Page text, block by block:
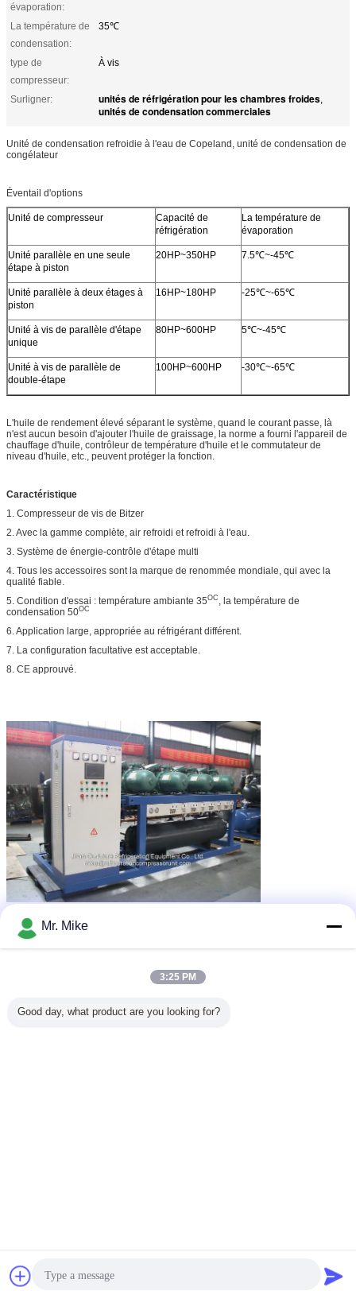
évaporation:
La température de
condensation:
35℃
type de
compresseur:
À vis
Surligner: unités de réfrigération pour les chambres froides,
unités de condensation commerciales
Unité de condensation refroidie à l'eau de Copeland, unité de condensation de
congélateur
Éventail d'options
Unité de compresseur
Capacité de
réfrigération
La température de
évaporation
Unité parallèle en une seule
étape à piston
20HP~350HP 7.5℃~-45℃
Unité parallèle à deux étages à
piston
16HP~180HP -25℃~-65℃
Unité à vis de parallèle d'étape
unique
80HP~600HP 5℃~-45℃
Unité à vis de parallèle de
double-étape
100HP~600HP -30℃~-65℃
L'huile de rendement élevé séparant le système, quand le courant passe, là
n'est aucun besoin d'ajouter l'huile de graissage, la norme a fourni l'appareil de
chauffage d'huile, contrôleur de température d'huile et le commutateur de
niveau d'huile, etc., peuvent protéger la fonction.
Caractéristique
1. Compresseur de vis de Bitzer
2. Avec la gamme complète, air refroidi et refroidi à l'eau.
3. Système de énergie-contrôle d'étape multi
4. Tous les accessoires sont la marque de renommée mondiale, qui avec la
qualité fiable.
5. Condition d'essai : température ambiante 35OC , la température de
condensation 50OC
6. Application large, appropriée au réfrigérant différent.
7. La configuration facultative est acceptable.
8. CE approuvé.
Bavarder
Mr. Mike
3:25 PM
Good day, what product are you looking for?